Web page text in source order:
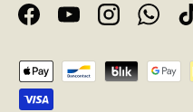
FacebookYouTubeInstagram
Geaccepteerde